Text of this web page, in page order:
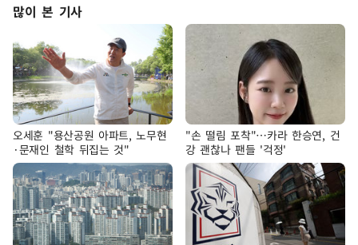
많이 본 기사
오세훈 "용산공원 아파트, 노무현
·문재인 철학 뒤집는 것"
"손 떨림 포착"…카라 한승연, 건
강 괜찮나 팬들 '걱정'